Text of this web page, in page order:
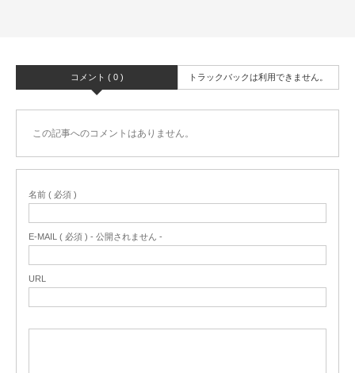
コメント ( 0 ) トラックバックは利用できません。
この記事へのコメントはありません。
名前 ( 必須 )
E-MAIL ( 必須 ) - 公開されません -
URL